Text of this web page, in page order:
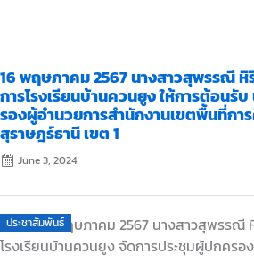
16 พฤษภาคม 2567 นางสาวสุพรรณี
การโรงเรียนบ้านควนยูง ให้การต้อนรั
รองผู้อำนวยการสำนักงานเขตพื้นที่กา
สุราษฎร์ธานี เขต 1
June 3, 2024
ประชาสัมพันธ์
Posted
on